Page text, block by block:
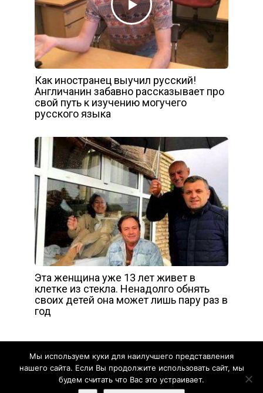
Как иностранец выучил русский!
Англичанин забавно рассказывает про
свой путь к изучению могучего
русского языка
Эта женщина уже 13 лет живет в
клетке из стекла. Ненадолго обнять
своих детей она может лишь пару раз в
год
Жизнь прекрасна - 2020
Мы используем куки для наилучшего представления
нашего сайта. Если Вы продолжите использовать сайт, мы
будем считать что Вас это устраивает.